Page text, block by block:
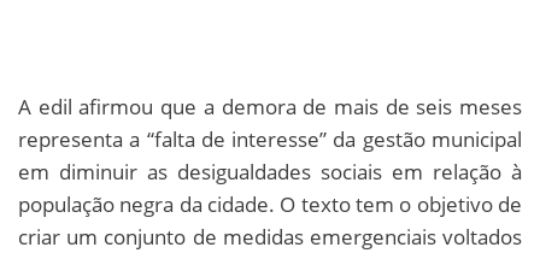
A edil afirmou que a demora de mais de seis meses
representa a “falta de interesse” da gestão municipal
em diminuir as desigualdades sociais em relação à
população negra da cidade. O texto tem o objetivo de
criar um conjunto de medidas emergenciais voltados